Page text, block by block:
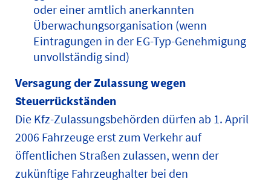
oder einer amtlich anerkannten
Überwachungsorganisation (wenn
Eintragungen in der EG-Typ-Genehmigung
unvollständig sind)
Versagung der Zulassung wegen
Steuerrückständen
Die Kfz-Zulassungsbehörden dürfen ab 1. April
2006 Fahrzeuge erst zum Verkehr auf
öffentlichen Straßen zulassen, wenn der
zukünftige Fahrzeughalter bei den